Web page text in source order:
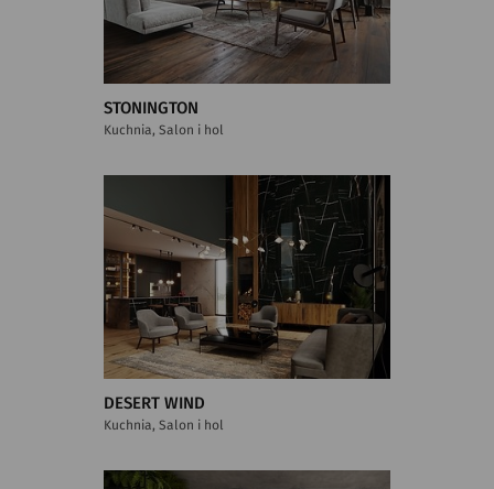
STONINGTON
Kuchnia, Salon i hol
DESERT WIND
Kuchnia, Salon i hol